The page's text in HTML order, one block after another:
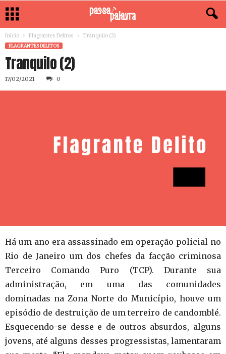
Início Flagrantes Delitos Tranquilo (2)
FLAGRANTES DELITOS
Tranquilo (2)
17/02/2021 0
Há um ano era assassinado em operação policial no
Rio de Janeiro um dos chefes da facção criminosa
Terceiro Comando Puro (TCP). Durante sua
administração, em uma das comunidades
dominadas na Zona Norte do Município, houve um
episódio de destruição de um terreiro de candomblé.
Esquecendo-se desse e de outros absurdos, alguns
jovens, até alguns desses progressistas, lamentaram